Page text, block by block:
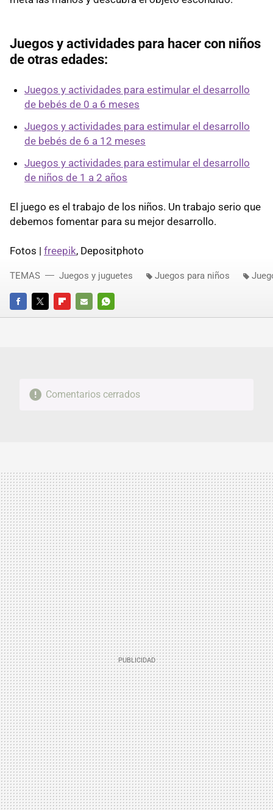
Juegos y actividades para hacer con niños
de otras edades:
Juegos y actividades para estimular el desarrollo
de bebés de 0 a 6 meses
Juegos y actividades para estimular el desarrollo
de bebés de 6 a 12 meses
Juegos y actividades para estimular el desarrollo
de niños de 1 a 2 años
El juego es el trabajo de los niños. Un trabajo serio que
debemos fomentar para su mejor desarrollo.
Fotos | freepik, Depositphoto
FACEBOOKTWITTERFLIPBOARD
E-
WHATSAPP
TEMAS Juegos y juguetes Juegos para niños
Comentarios cerrados